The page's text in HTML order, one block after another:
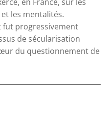
les mentalités.
fut progressivement
de sécularisation
du questionnement de